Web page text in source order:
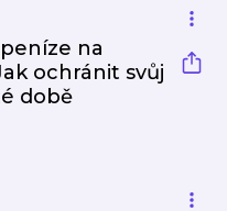
na
ochránit svůj
době